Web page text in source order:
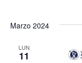
Marzo 2024
LUN
11